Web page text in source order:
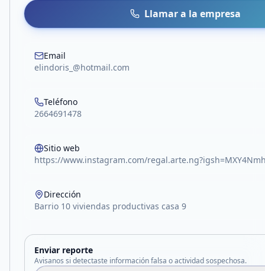
Llamar a la empresa
Email
elindoris_@hotmail.com
Teléfono
2664691478
Sitio web
https://www.instagram.com/
Dirección
Barrio 10 viviendas productivas casa 9
Enviar reporte
Avisanos si detectaste información falsa o actividad sospechosa.